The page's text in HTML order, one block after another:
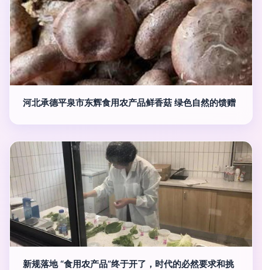
河北承德平泉市东辉食用农产品鲜香菇 绿色自然的馈赠
新规落地 “食用农产品”终于开了，时代的必然要求和挑